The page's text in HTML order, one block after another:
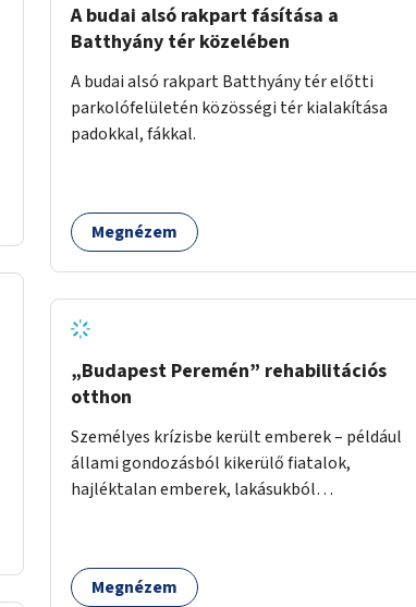
A budai alsó rakpart fásítása a
Batthyány tér közelében
A budai alsó rakpart Batthyány tér előtti
parkolófelületén közösségi tér kialakítása
padokkal, fákkal.
Megnézem
„Budapest Peremén” rehabilitációs
otthon
Személyes krízisbe került emberek – például
állami gondozásból kikerülő fiatalok,
hajléktalan emberek, lakásukból
otthon megteremtése Budapest valamely
peremkerületén, civil/szakmai szervezeti
Megnézem